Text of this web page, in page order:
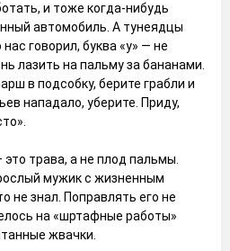
и тоже когда-нибудь
автомобиль. А тунеядцы
говорил, буква «у» — не
лазить на пальму за бананами.
в подсобку, берите грабли и
нападало, уберите. Приду,
трава, а не плод пальмы.
мужик с жизненным
не знал. Поправлять его не
на «шртафные работы»
жвачки.